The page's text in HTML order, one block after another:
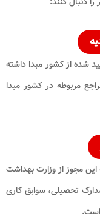
شده از کشور مبدا داشته
مربوطه در کشور مبدا
مجوز از وزارت بهداشت
تحصیلی، سوابق کاری
است.